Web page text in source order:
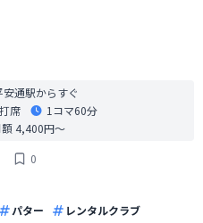
安通駅からすぐ
席
1コマ60分
額 4,400円〜
0
パター
レンタルクラブ